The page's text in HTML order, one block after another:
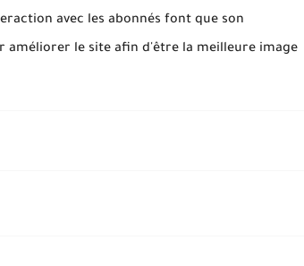
avec les abonnés font que son
le site afin d'être la meilleure image